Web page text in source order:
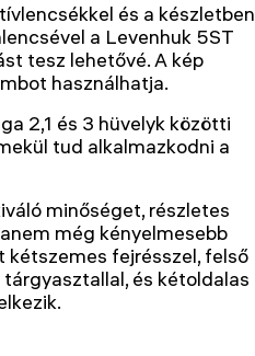
és a készletben
a Levenhuk 5ST
tesz lehetővé. A kép
használhatja.
2,1 és 3 hüvelyk közötti
tud alkalmazkodni a
minőséget, részletes
még kényelmesebb
fejrésszel, felső
és kétoldalas